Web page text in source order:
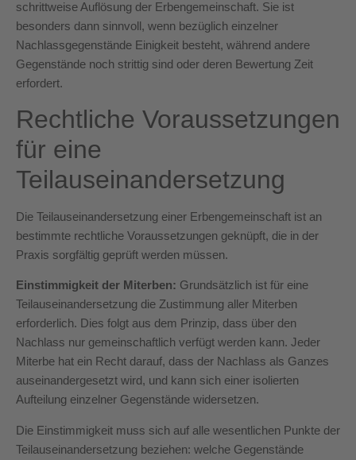
schrittweise Auflösung der Erbengemeinschaft. Sie ist
besonders dann sinnvoll, wenn bezüglich einzelner
Nachlassgegenstände Einigkeit besteht, während andere
Gegenstände noch strittig sind oder deren Bewertung Zeit
erfordert.
Rechtliche Voraussetzungen
für eine
Teilauseinandersetzung
Die Teilauseinandersetzung einer Erbengemeinschaft ist an
bestimmte rechtliche Voraussetzungen geknüpft, die in der
Praxis sorgfältig geprüft werden müssen.
Einstimmigkeit der Miterben: Grundsätzlich ist für eine
Teilauseinandersetzung die Zustimmung aller Miterben
erforderlich. Dies folgt aus dem Prinzip, dass über den
Nachlass nur gemeinschaftlich verfügt werden kann. Jeder
Miterbe hat ein Recht darauf, dass der Nachlass als Ganzes
auseinandergesetzt wird, und kann sich einer isolierten
Aufteilung einzelner Gegenstände widersetzen.
Die Einstimmigkeit muss sich auf alle wesentlichen Punkte der
Teilauseinandersetzung beziehen: welche Gegenstände